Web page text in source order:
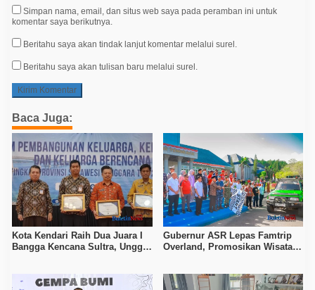
Simpan nama, email, dan situs web saya pada peramban ini untuk
komentar saya berikutnya.
Beritahu saya akan tindak lanjut komentar melalui surel.
Beritahu saya akan tulisan baru melalui surel.
Baca Juga:
Kota Kendari Raih Dua Juara I
Bangga Kencana Sultra, Unggul
Gubernur ASR Lepas Famtrip
Overland, Promosikan Wisata